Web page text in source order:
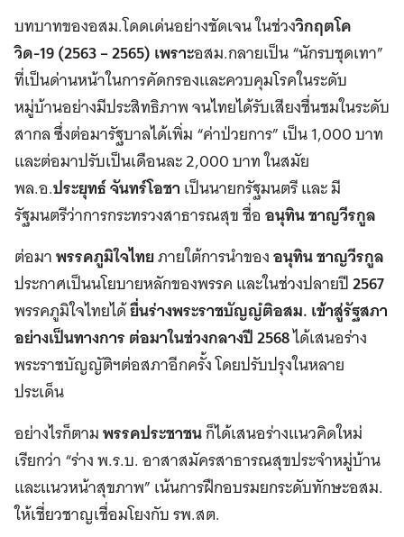
บทบาทของอสม.โดดเด่นอย่างชัดเจน ในช่วงวิกฤตโค
วิด-19 (2563 – 2565) เพราะอสม.กลายเป็น “นักรบชุดเทา”
ที่เป็นด่านหน้าในการคัดกรองและควบคุมโรคในระดับ
หมู่บ้านอย่างมีประสิทธิภาพ จนไทยได้รับเสียงชื่นชมในระดับ
สากล ซึ่งต่อมารัฐบาลได้เพิ่ม “ค่าป่วยการ” เป็น 1,000 บาท
และต่อมาปรับเป็นเดือนละ 2,000 บาท ในสมัย
พล.อ.ประยุทธ์ จันทร์โอชาเป็นนายกรัฐมนตรี และ มี
รัฐมนตรีว่าการกระทรวงสาธารณสุข ชื่ออนุทิน ชาญวีรกูล
ต่อมาพรรคภูมิใจไทยภายใต้การนำของอนุทิน ชาญวีรกูล
ประกาศเป็นนโยบายหลักของพรรค และในช่วงปลายปี2567
พรรคภูมิใจไทยได้ยื่นร่างพระราชบัญญํติอสม. เข้าสู่รัฐสภา
อย่างเป็นทางการ ต่อมาในช่วงกลางปี2568ได้เสนอร่าง
พระราชบัญญัติฯต่อสภาอีกครั้ง โดยปรับปรุงในหลาย
ประเด็น
อย่างไรก็ตามพรรคประชาชนก็ได้เสนอร่างแนวคิดใหม่
เรียกว่า “ร่าง พ.ร.บ. อาสาสมัครสาธารณสุขประจำหมู่บ้าน
และแนวหน้าสุขภาพ” เน้นการฝึกอบรมยกระดับทักษะอสม.
ให้เชี่ยวชาญเชื่อมโยงกับ รพ.สต.